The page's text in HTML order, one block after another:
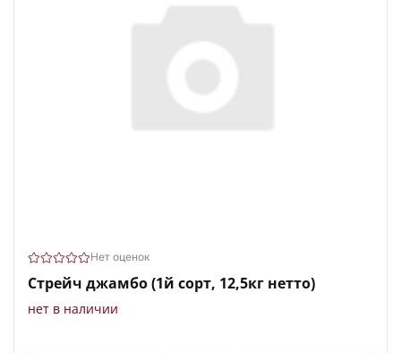
Нет оценок
Стрейч джамбо (1й сорт, 12,5кг нетто)
нет в наличии